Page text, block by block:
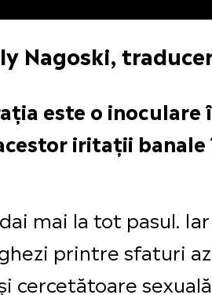
Nagoski,
este o
iritații banale
mai la tot pasul.
printre sfaturi
cercetătoare